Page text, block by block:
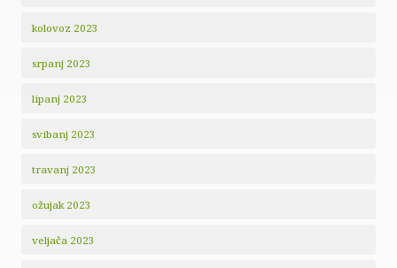
kolovoz 2023
srpanj 2023
lipanj 2023
svibanj 2023
travanj 2023
ožujak 2023
veljača 2023